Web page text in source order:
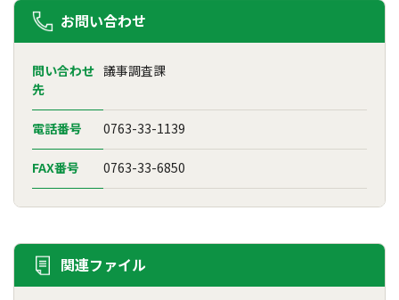
お問い合わせ
問い合わせ
先
議事調査課
電話番号 0763-33-1139
FAX番号 0763-33-6850
関連ファイル